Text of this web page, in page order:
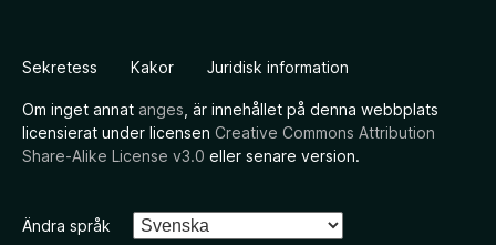
Sekretess Kakor Juridisk information
Om inget annat anges , är innehållet på denna webbplats
licensierat under licensen Creative Commons Attribution
Share-Alike License v3.0 eller senare version.
Ändra språk